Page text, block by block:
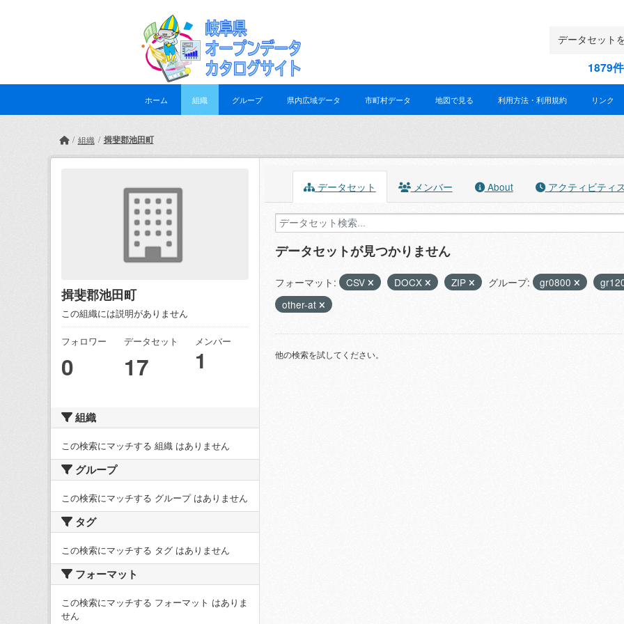
1879
ホーム 組織 グループ 県内広域データ 市町村データ 地図で見る 利用方法・利用規約 リンク
組織 揖斐郡池田町
揖斐郡池田町
この組織には説明がありません
フォロワー
0
データセット
17
メンバー
1
組織
この検索にマッチする 組織 はありません
グループ
この検索にマッチする グループ はありません
タグ
この検索にマッチする タグ はありません
フォーマット
この検索にマッチする フォーマット はありま
せん
データセット メンバー About アクティビティ
データセットが見つかりません
フォーマット: CSV DOCX ZIP グループ: gr0800
other-at
他の検索を試してください。